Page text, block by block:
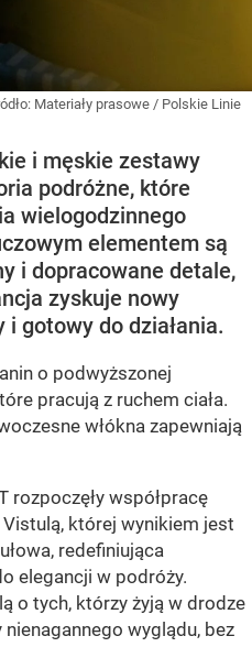
Materiały prasowe / Polskie Linie
i męskie zestawy
podróżne, które
wielogodzinnego
elementem są
i dopracowane detale,
zyskuje nowy
gotowy do działania.
o podwyższonej
pracują z ruchem ciała.
włókna zapewniają
rozpoczęły współpracę
której wynikiem jest
redefiniująca
elegancji w podróży.
o tych, którzy żyją w drodze
wyglądu, bez